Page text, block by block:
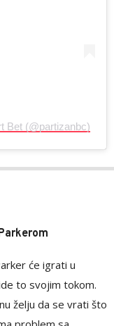
Bet (@partizanbc)
će igrati u
to svojim tokom.
želju da se vrati što